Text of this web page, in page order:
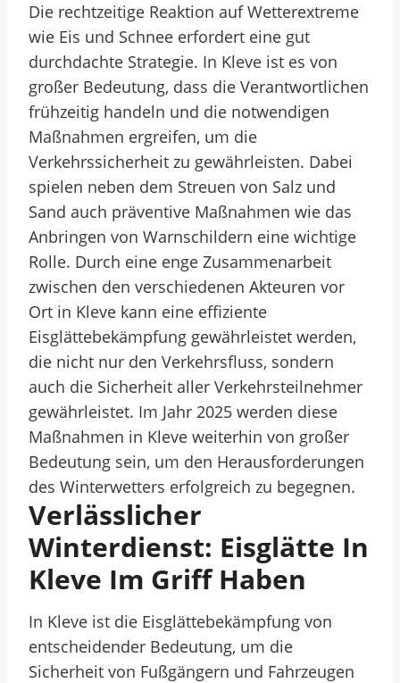
Die rechtzeitige Reaktion auf Wetterextreme
wie Eis und Schnee erfordert eine gut
durchdachte Strategie. In Kleve ist es von
großer Bedeutung, dass die Verantwortlichen
frühzeitig handeln und die notwendigen
Maßnahmen ergreifen, um die
Verkehrssicherheit zu gewährleisten. Dabei
spielen neben dem Streuen von Salz und
Sand auch präventive Maßnahmen wie das
Anbringen von Warnschildern eine wichtige
Rolle. Durch eine enge Zusammenarbeit
zwischen den verschiedenen Akteuren vor
Ort in Kleve kann eine effiziente
Eisglättebekämpfung gewährleistet werden,
die nicht nur den Verkehrsfluss, sondern
auch die Sicherheit aller Verkehrsteilnehmer
gewährleistet. Im Jahr 2025 werden diese
Maßnahmen in Kleve weiterhin von großer
Bedeutung sein, um den Herausforderungen
des Winterwetters erfolgreich zu begegnen.
Verlässlicher
Winterdienst: Eisglätte In
Kleve Im Griff Haben
In Kleve ist die Eisglättebekämpfung von
entscheidender Bedeutung, um die
Sicherheit von Fußgängern und Fahrzeugen